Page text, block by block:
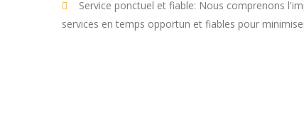
Service ponctuel et fiable: Nous comprenons
services en temps opportun et fiables pour